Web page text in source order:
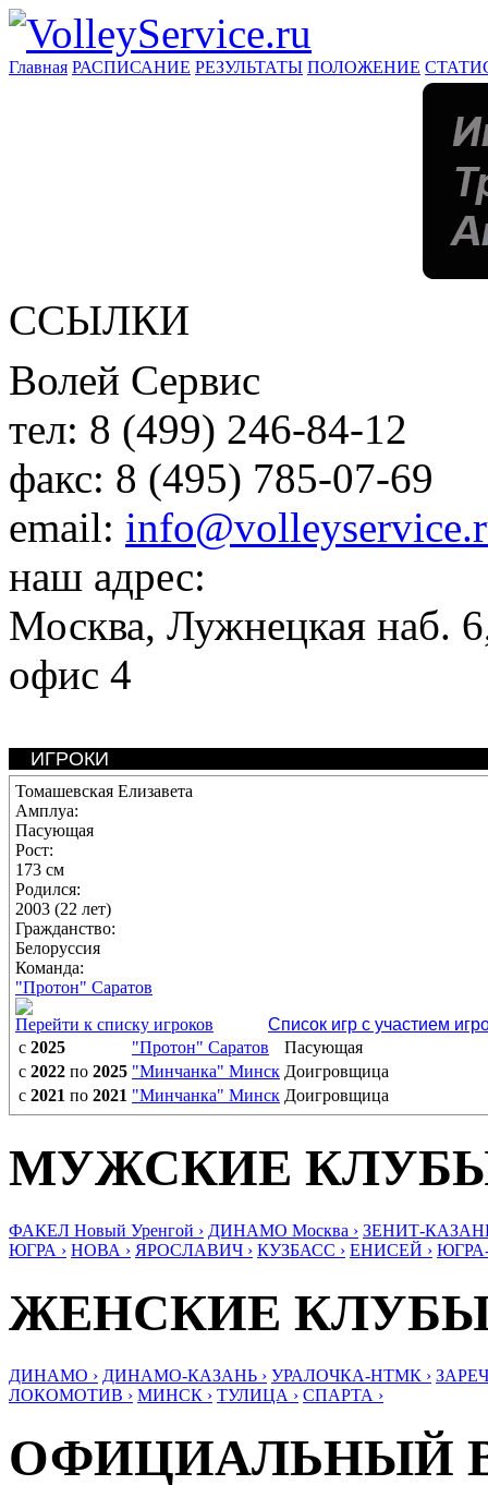
Главная РАСПИСАНИЕ РЕЗУЛЬТАТЫ ПОЛОЖЕНИЕ
ССЫЛКИ
Волей Сервис
тел: 8 (499) 246-84-12
факс: 8 (495) 785-07-69
email:
наш адрес:
Москва, Лужнецкая наб.
офис 4
ИГРОКИ
Томашевская Елизавета
Амплуа:
Пасующая
Рост:
173 см
Родился:
2003 (22 лет)
Гражданство:
Белоруссия
Команда:
"Протон" Саратов
Перейти к списку игроков
Список игр с участием
с 2025 "Протон" Саратов
Пасующая
с 2022 по 2025 "Минчанка" Минск Доигровщица
с 2021 по 2021 "Минчанка" Минск Доигровщица
МУЖСКИЕ
ФАКЕЛ Новый Уренгой › ДИНАМО Москва › ЗЕНИТ-
ЮГРА › НОВА › ЯРОСЛАВИЧ › КУЗБАСС › ЕНИСЕЙ ›
ЖЕНСКИЕ
ДИНАМО › ДИНАМО-КАЗАНЬ › УРАЛОЧКА-НТМК ›
ЛОКОМОТИВ › МИНСК › ТУЛИЦА › СПАРТА ›
ОФИЦИАЛЬНЫЙ